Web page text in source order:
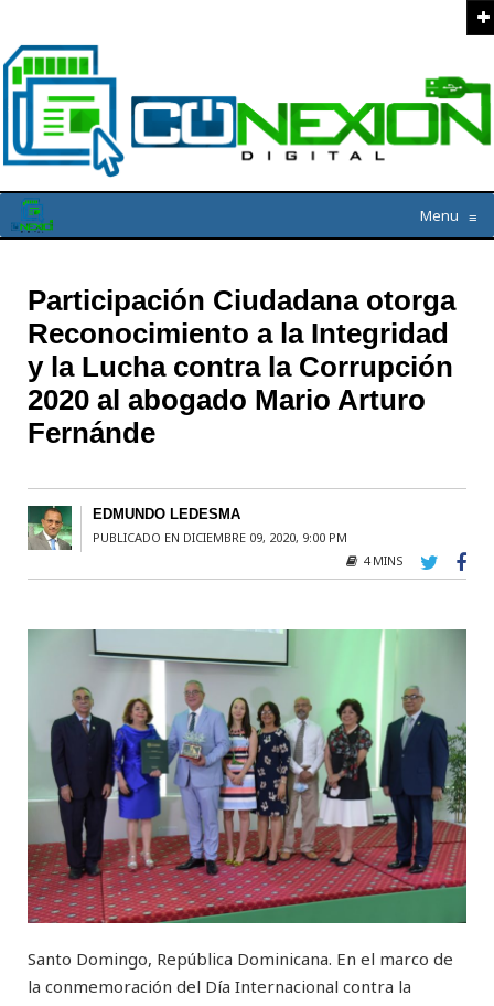
Menu ≡
Participación Ciudadana otorga
Reconocimiento a la Integridad
y la Lucha contra la Corrupción
2020 al abogado Mario Arturo
Fernánde
EDMUNDO LEDESMA
PUBLICADO EN DICIEMBRE 09, 2020, 9:00 PM
4 MINS
Santo Domingo, República Dominicana. En el marco de
la conmemoración del Día Internacional contra la